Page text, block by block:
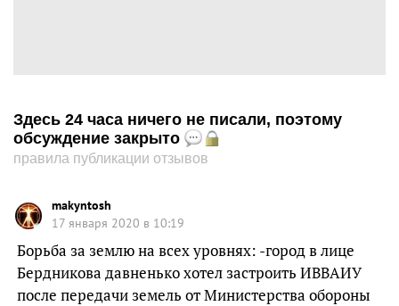
Здесь 24 часа ничего не писали, поэтому
обсуждение закрыто
правила публикации отзывов
makyntosh
17 января 2020 в 10:19
Борьба за землю на всех уровнях: -город в лице
Бердникова давненько хотел застроить ИВВАИУ
после передачи земель от Министерства обороны